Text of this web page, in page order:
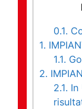
0.1.
1.
1.1.
2.
2.1. In